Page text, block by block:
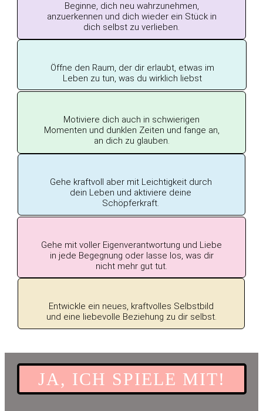
Beginne, dich neu wahrzunehmen,
anzuerkennen und dich wieder ein Stück in
dich selbst zu verlieben.
Öffne den Raum, der dir erlaubt, etwas im
Leben zu tun, was du wirklich liebst
Motiviere dich auch in schwierigen
Momenten und dunklen Zeiten und fange an,
an dich zu glauben.
Gehe kraftvoll aber mit Leichtigkeit durch
dein Leben und aktiviere deine
Schöpferkraft.
Gehe mit voller Eigenverantwortung und Liebe
in jede Begegnung oder lasse los, was dir
nicht mehr gut tut.
Entwickle ein neues, kraftvolles Selbstbild
und eine liebevolle Beziehung zu dir selbst.
JA, ICH SPIELE MIT!